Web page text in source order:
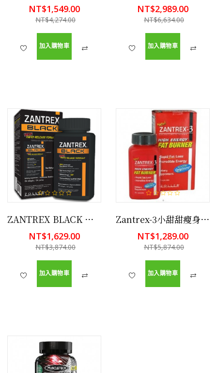
NT$1,549.00
NT$4,274.00
加入購物車
NT$2,989.00
NT$6,634.00
加入購物車
ZANTREX BLACK 超強黑色 小甜甜 84顆 幫助減肥
NT$1,629.00
NT$3,874.00
加入購物車
Zantrex-3小甜甜瘦身秘方 (紅色超強特效快速配方) 56顆 幫助減肥
NT$1,289.00
NT$5,874.00
加入購物車